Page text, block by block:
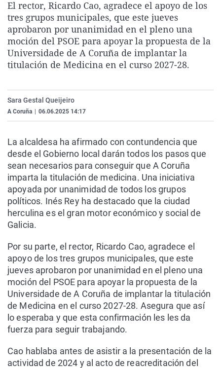
La rosa de los vientos
Gente viajera
Como el perro y el
Caso
Retornados
Equipo de
Operación Viuda
Extremadura
Galicia
La Rioja
Navarra
Virales
Televisión
Elecciones
El rector, Ricardo Cao, agradece el apoyo de los
tres grupos municipales, que este jueves
aprobaron por unanimidad en el pleno una
moción del PSOE para apoyar la propuesta de la
Universidade de A Coruña de implantar la
titulación de Medicina en el curso 2027-28.
Sara Gestal Queijeiro
A Coruña 06.06.2025 14:17
La alcaldesa ha afirmado con contundencia que
desde el Gobierno local darán todos los pasos que
sean necesarios para conseguir que A Coruña
imparta la titulación de medicina. Una iniciativa
apoyada por unanimidad de todos los grupos
políticos. Inés Rey ha destacado que la ciudad
herculina es el gran motor económico y social de
Galicia.
Por su parte, el rector, Ricardo Cao, agradece el
apoyo de los tres grupos municipales, que este
jueves aprobaron por unanimidad en el pleno una
moción del PSOE para apoyar la propuesta de la
Universidade de A Coruña de implantar la titulación
de Medicina en el curso 2027-28. Asegura que así
lo esperaba y que esta confirmación les les da
fuerza para seguir trabajando.
Cao hablaba antes de asistir a la presentación de la
actividad de 2024 y al acto de reacreditación del